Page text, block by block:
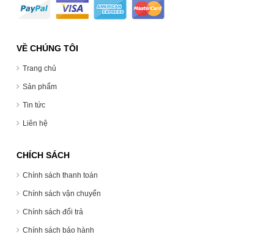
VỀ CHÚNG TÔI
Trang chủ
Sản phẩm
Tin tức
Liên hệ
CHÍCH SÁCH
Chính sách thanh toán
Chính sách vận chuyển
Chính sách đổi trả
Chính sách bảo hành